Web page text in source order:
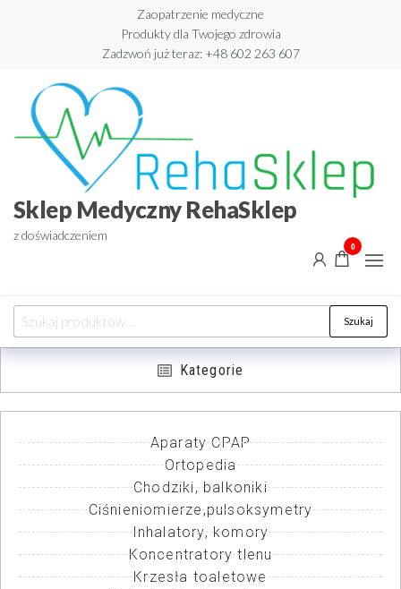
Zaopatrzenie medyczne
Produkty dla Twojego zdrowia
Zadzwoń już teraz: +48 602 263 607​
Sklep Medyczny RehaSklep
z doświadczeniem
0
Szukaj
Kategorie
Aparaty CPAP
Ortopedia
Chodziki, balkoniki
Ciśnieniomierze,pulsoksymetry
Inhalatory, komory
Koncentratory tlenu
Krzesła toaletowe